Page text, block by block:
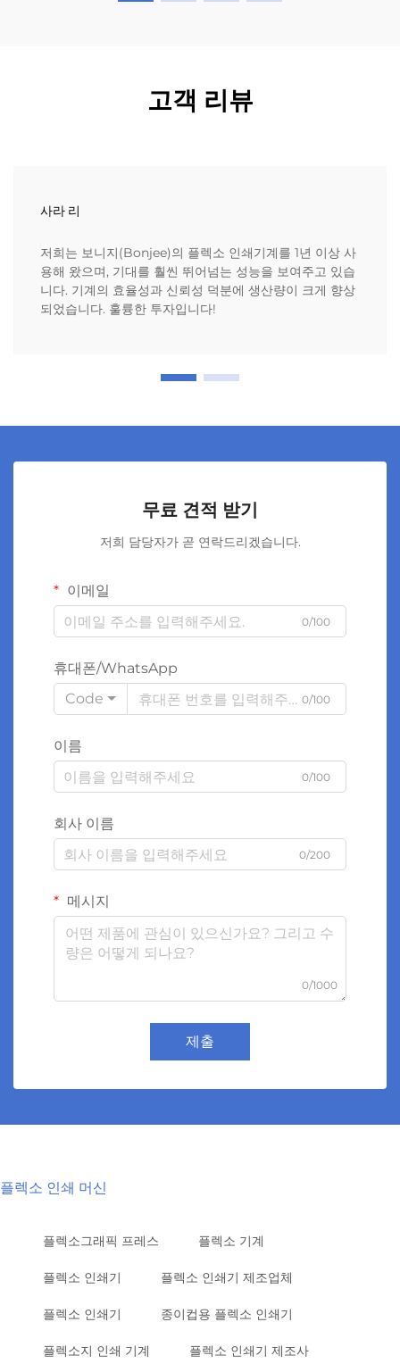
고객 리뷰
사라 리
저희는 보니지(Bonjee)의 플렉소 인쇄기계를 1년 이상 사
용해 왔으며, 기대를 훨씬 뛰어넘는 성능을 보여주고 있습
니다. 기계의 효율성과 신뢰성 덕분에 생산량이 크게 향상
되었습니다. 훌륭한 투자입니다!
무료 견적 받기
저희 담당자가 곧 연락드리겠습니다.
이메일
0/100
휴대폰/WhatsApp
Code
0/100
이름
0/100
회사 이름
0/200
메시지
0/1000
제출
플렉소 인쇄 머신
플렉소그래픽 프레스 플렉소 기계
플렉소 인쇄기 플렉소 인쇄기 제조업체
플렉소 인쇄기 종이컵용 플렉소 인쇄기
플렉소지 인쇄 기계 플렉소 인쇄기 제조사